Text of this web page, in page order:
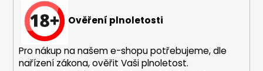
Ověření plnoletosti
Pro nákup na našem e-shopu potřebujeme, dle
nařízení zákona, ověřit Vaši plnoletost.